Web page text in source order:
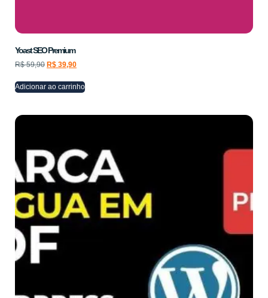
Yoast SEO Premium
R$59,90 R$ 39,90
Adicionar ao carrinho